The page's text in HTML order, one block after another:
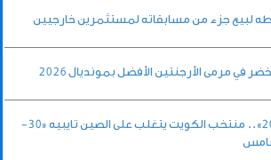
لبيع جزء من مسابقاته لمستثمرين خارجيين
في مرمى الأرجنتين الأفضل بمونديال 2026
«يد آسيا للشباب 2026».. منتخب الكويت يتغلب على الصين تايبيه «30-